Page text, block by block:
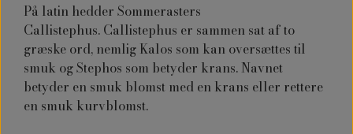
På latin hedder Sommerasters
Callistephus. Callistephus er sammen sat af to
græske ord, nemlig Kalos som kan oversættes til
smuk og Stephos som betyder krans. Navnet
betyder en smuk blomst med en krans eller rettere
en smuk kurvblomst.